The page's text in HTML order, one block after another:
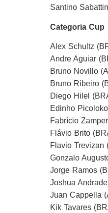
Santino
Categoria Cup
Alex Schultz
Andre Aguiar
Bruno Novillo
Bruno Ribeiro
Diego Hilel
Edinho
Fabrício
Flávio Brito
Flavio Trevizan
Gonzalo
Jorge Ramos
Joshua
Juan Cappella
Kik Tavares